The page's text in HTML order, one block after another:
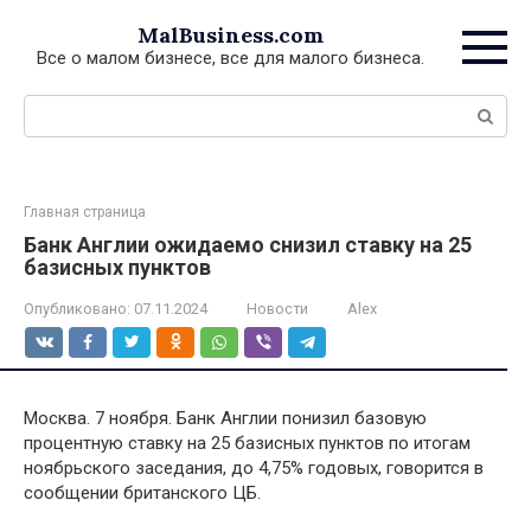
контенту
MalBusiness.com
Все о малом бизнесе, все для малого бизнеса.
Поиск:
Главная страница
Банк Англии ожидаемо снизил ставку на 25
базисных пунктов
Опубликовано: 07.11.2024 Новости Alex
Москва. 7 ноября. Банк Англии понизил базовую
процентную ставку на 25 базисных пунктов по итогам
ноябрьского заседания, до 4,75% годовых, говорится в
сообщении британского ЦБ.